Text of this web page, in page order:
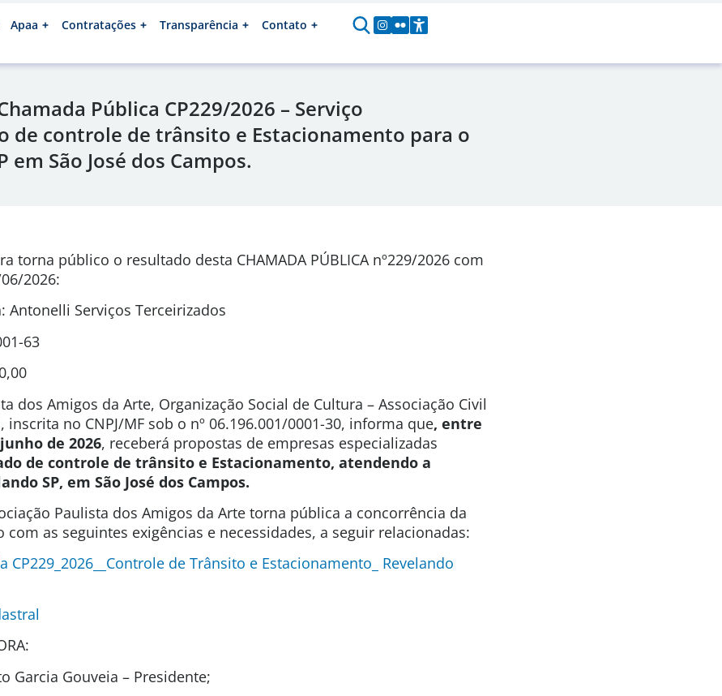
Apaa Contratações Transparência Contato
Pública CP229/2026 – Serviço
de controle de trânsito e Estacionamento para o
em São José dos Campos.
torna público o resultado desta CHAMADA PÚBLICA nº229/2026 com
2026:
Antonelli Serviços Terceirizados
63
dos Amigos da Arte, Organização Social de Cultura – Associação Civil
inscrita no CNPJ/MF sob o nº 06.196.001/0001-30, informa que, entre
de 2026, receberá propostas de empresas especializadas
de controle de trânsito e Estacionamento, atendendo a
SP, em São José dos Campos.
Paulista dos Amigos da Arte torna pública a concorrência da
com as seguintes exigências e necessidades, a seguir relacionadas:
CP229_2026__Controle de Trânsito e Estacionamento_ Revelando
Garcia Gouveia – Presidente;